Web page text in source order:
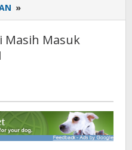
»
Kota
Kediri
Masih
Masih Masuk